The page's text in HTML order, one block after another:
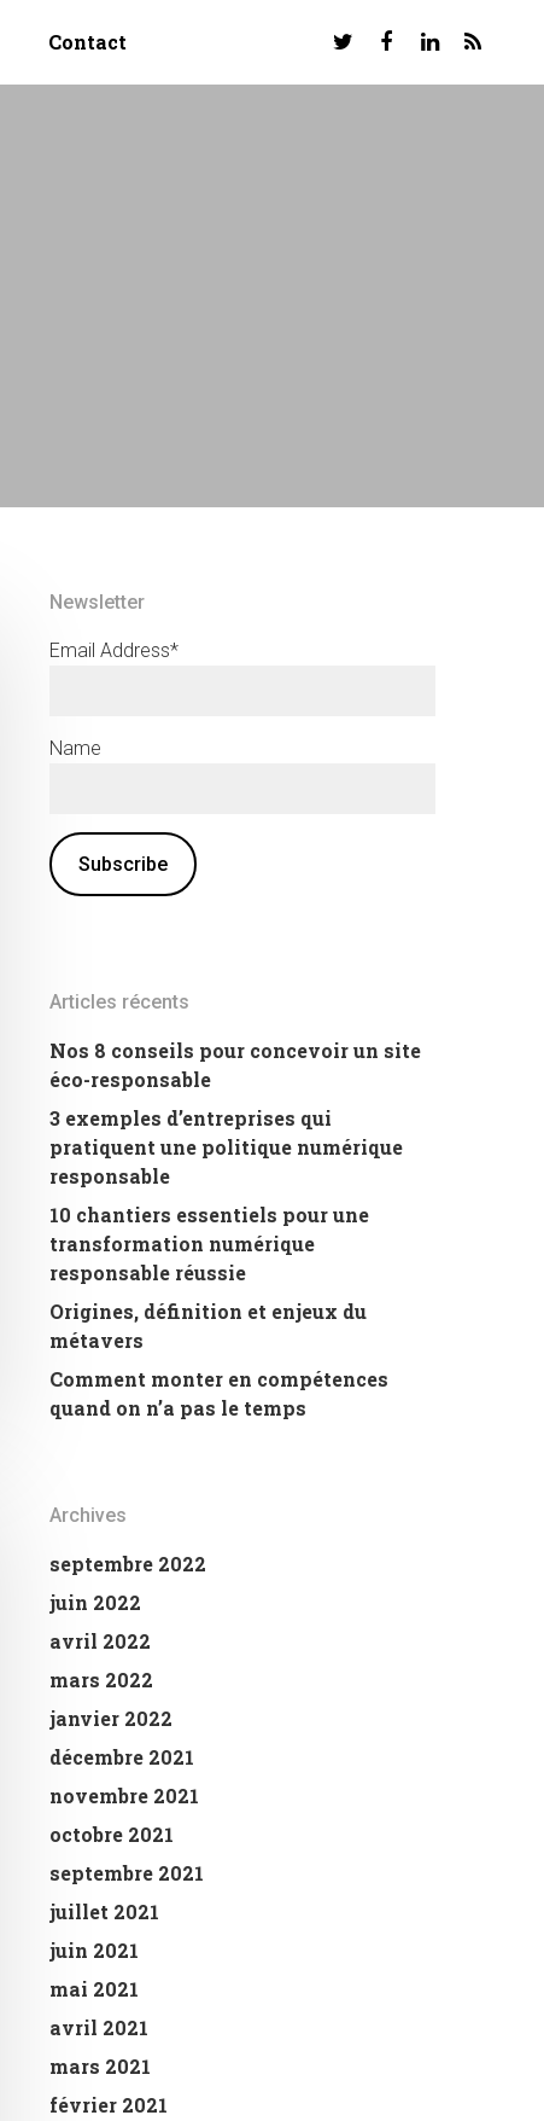
Contact
Newsletter
Email Address*
Name
Articles récents
Nos 8 conseils pour concevoir un site
éco-responsable
3 exemples d’entreprises qui
pratiquent une politique numérique
responsable
10 chantiers essentiels pour une
transformation numérique
responsable réussie
Origines, définition et enjeux du
métavers
Comment monter en compétences
quand on n’a pas le temps
Archives
septembre 2022
juin 2022
avril 2022
mars 2022
janvier 2022
décembre 2021
novembre 2021
octobre 2021
septembre 2021
juillet 2021
juin 2021
mai 2021
avril 2021
mars 2021
février 2021